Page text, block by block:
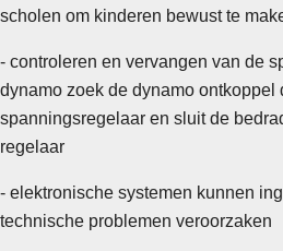
scholen om kinderen bewust te
- controleren en vervangen van de
dynamo zoek de dynamo ontkoppel
spanningsregelaar en sluit de
regelaar
- elektronische systemen kunnen
technische problemen veroorzaken